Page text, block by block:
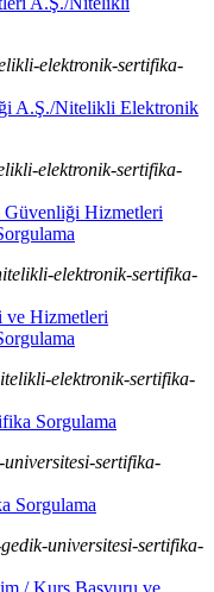
elektronik-sertifika-
A.Ş./Nitelikli Elektronik
elektronik-sertifika-
Hizmetleri
elektronik-sertifika-
Hizmetleri
elektronik-sertifika-
Sorgulama
sertifika-
Sorgulama
universitesi-sertifika-
/ Kurs Başvuru ve